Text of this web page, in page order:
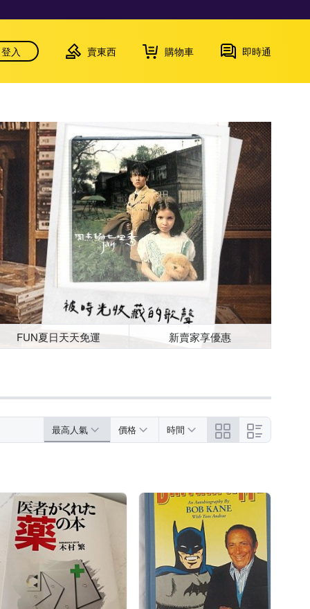
登入 賣東西 購物車 即時通
FUN夏日天天免運 新賣家享優惠
最高人氣 價格 時間